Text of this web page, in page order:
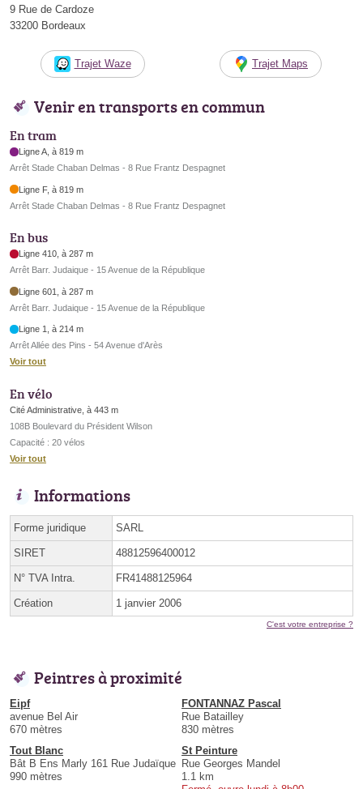
9 Rue de Cardoze
33200 Bordeaux
Trajet Waze Trajet Maps
Venir en transports en commun
En tram
Ligne A, à 819 m
Arrêt Stade Chaban Delmas - 8 Rue Frantz Despagnet
Ligne F, à 819 m
Arrêt Stade Chaban Delmas - 8 Rue Frantz Despagnet
En bus
Ligne 410, à 287 m
Arrêt Barr. Judaique - 15 Avenue de la République
Ligne 601, à 287 m
Arrêt Barr. Judaique - 15 Avenue de la République
Ligne 1, à 214 m
Arrêt Allée des Pins - 54 Avenue d'Arès
Voir tout
En vélo
Cité Administrative, à 443 m
108B Boulevard du Président Wilson
Capacité : 20 vélos
Voir tout
Informations
Forme juridique SARL
SIRET 48812596400012
N° TVA Intra. FR41488125964
Création 1 janvier 2006
C'est votre entreprise ?
Peintres à proximité
Eipf
avenue Bel Air
670 mètres
FONTANNAZ Pascal
Rue Batailley
830 mètres
Tout Blanc
Bât B Ens Marly 161 Rue Judaïque
990 mètres
St Peinture
Rue Georges Mandel
1.1 km